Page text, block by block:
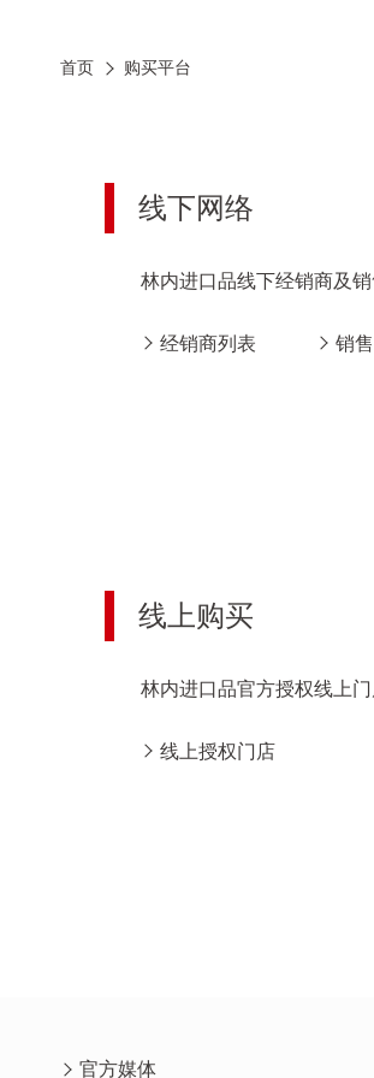
首页 购买平台
线下网络
林内进口品线下经销商及销
经销商列表 销
线上购买
林内进口品官方授权线上门
线上授权门店
官方媒体